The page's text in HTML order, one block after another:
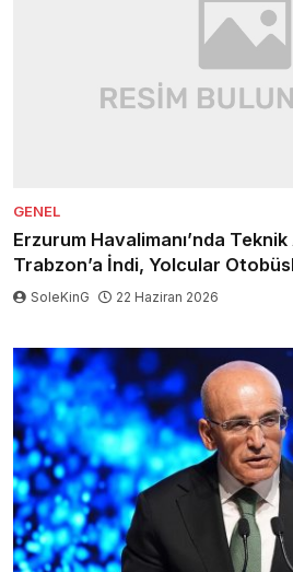
GENEL
Erzurum Havalimanı’nda Teknik
Trabzon’a İndi, Yolcular
SoleKinG 22 Haziran 2026